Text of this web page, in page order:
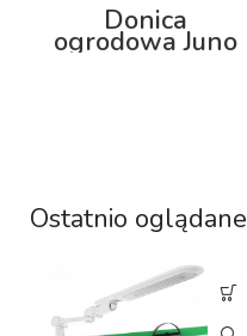
Donica
ogrodowa Juno
Ostatnio oglądane